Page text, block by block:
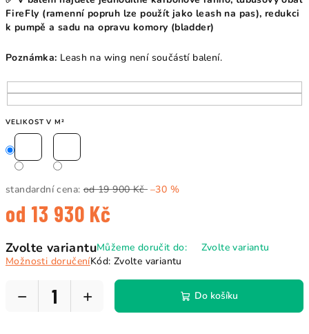
FireFly (ramenní popruh lze použít jako leash na pas), redukci
k pumpě a sadu na opravu komory (bladder)
Poznámka: Leash na wing není součástí balení.
VELIKOST V M²
standardní cena: od 19 900 Kč –30 %
od 13 930 Kč
cena:
Zvolte variantuMůžeme doručit do:
Zvolte variantu
Možnosti doručeníKód: Zvolte variantu
+
− Do košíku